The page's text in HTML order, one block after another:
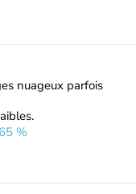
nuageux parfois
65 %